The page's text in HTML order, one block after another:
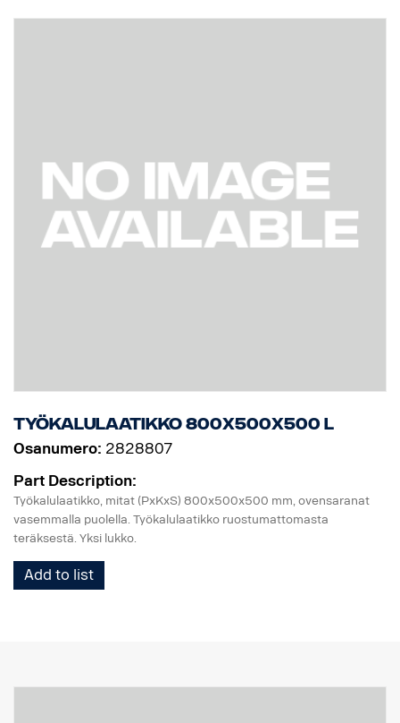
Työkalulaatikko 800x500x500 L
Osanumero: 2828807
Part Description:
Työkalulaatikko, mitat (PxKxS) 800x500x500 mm, ovensaranat
vasemmalla puolella. Työkalulaatikko ruostumattomasta
teräksestä. Yksi lukko.
Add to list